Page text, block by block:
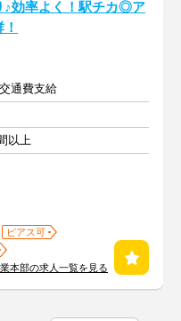
効率よく！駅チカ◎ア
通費支給
以上
ピアス可
本部の求人一覧を見る